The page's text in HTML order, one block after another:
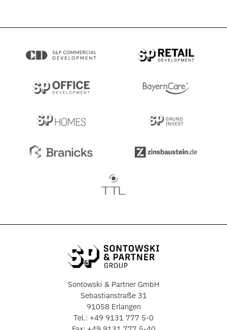
Sontowski & Partner GmbH
Sebastianstraße 31
91058 Erlangen
Tel.: +49 9131 777 5-0